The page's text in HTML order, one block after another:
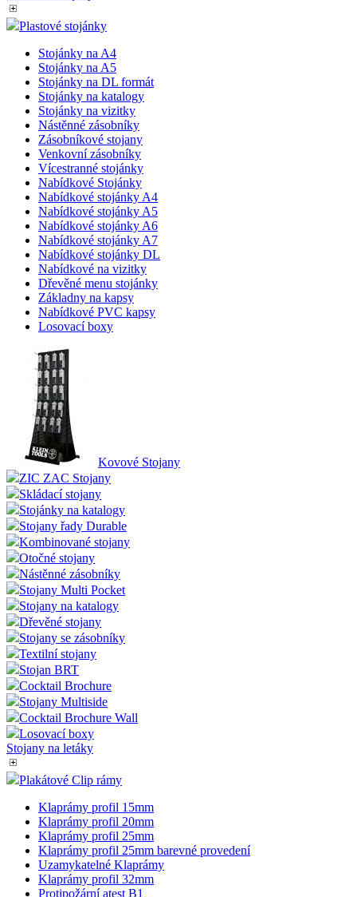
Plastové stojánky
Stojánky na A4
Stojánky na A5
Stojánky na DL formát
Stojánky na katalogy
Stojánky na vizitky
Nástěnné zásobníky
Zásobníkové stojany
Venkovní zásobníky
Vícestranné stojánky
Nabídkové Stojánky
Nabídkové stojánky A4
Nabídkové stojánky A5
Nabídkové stojánky A6
Nabídkové stojánky A7
Nabídkové stojánky DL
Nabídkové na vizitky
Dřevěné menu stojánky
Základny na kapsy
Nabídkové PVC kapsy
Losovací boxy
Kovové Stojany
ZIC ZAC Stojany
Skládací stojany
Stojánky na katalogy
Stojany řady Durable
Kombinované stojany
Otočné stojany
Nástěnné zásobníky
Stojany Multi Pocket
Stojany na katalogy
Dřevěné stojany
Stojany se zásobníky
Textilní stojany
Stojan BRT
Cocktail Brochure
Stojany Multiside
Cocktail Brochure Wall
Losovací boxy
Stojany na letáky
Plakátové Clip rámy
Klaprámy profil 15mm
Klaprámy profil 20mm
Klaprámy profil 25mm
Klaprámy profil 25mm barevné provedení
Uzamykatelné Klaprámy
Klaprámy profil 32mm
Protipožární atest B1